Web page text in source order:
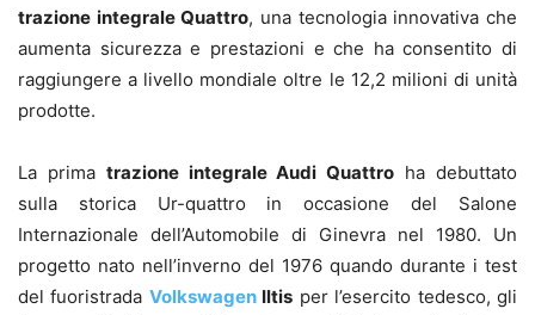
trazione integrale Quattro, una tecnologia innovativa che
aumenta sicurezza e prestazioni e che ha consentito di
raggiungere a livello mondiale oltre le 12,2 milioni di unità
prodotte.
La prima trazione integrale Audi Quattro ha debuttato
sulla storica Ur-quattro in occasione del Salone
Internazionale dell’Automobile di Ginevra nel 1980. Un
progetto nato nell’inverno del 1976 quando durante i test
del fuoristrada VolkswagenIltis per l’esercito tedesco, gli